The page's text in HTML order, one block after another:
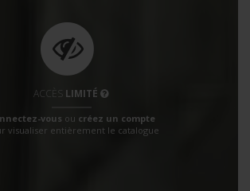
ACCÈS LIMITÉ
vous ou créez un compte
visualiser entièrement le catalogue